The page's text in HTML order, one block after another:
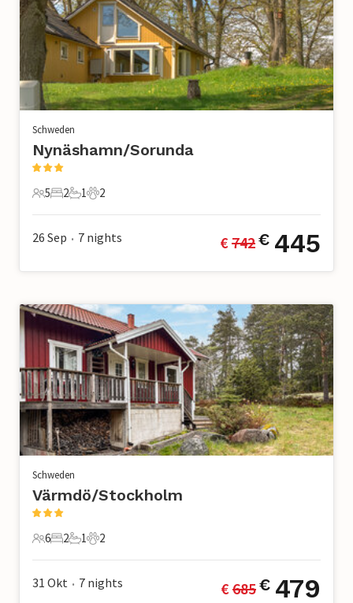
Schweden
Nynäshamn/Sorunda
5 Gäste
5
2 Schlafzimmer
2
1 Badezimmer
1
2 Haustiere
2
26 Sep • 7 nights € 742€ 445
Schweden
Värmdö/Stockholm
6 Gäste
6
2 Schlafzimmer
2
1 Badezimmer
1
2 Haustiere
2
31 Okt • 7 nights € 685€ 479